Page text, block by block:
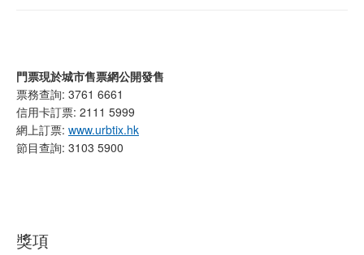
門票現於城市售票網公開發售
票務查詢: 3761 6661
信用卡訂票: 2111 5999
網上訂票: www.urbtix.hk
節目查詢: 3103 5900
獎項